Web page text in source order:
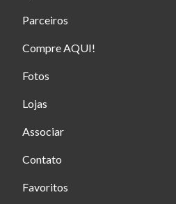
Parceiros
Compre AQUI!
Fotos
Lojas
Associar
Contato
Favoritos